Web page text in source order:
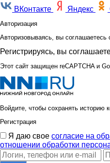
ВКонтакте Яндекс
Авторизация
Авторизовываясь, вы соглашаетесь
Регистрируясь, вы
Этот сайт защищен reCAPTCHA и
Войдите, чтобы сохранять историю
Регистрация
Я даю свое согласие на
отношении обработки